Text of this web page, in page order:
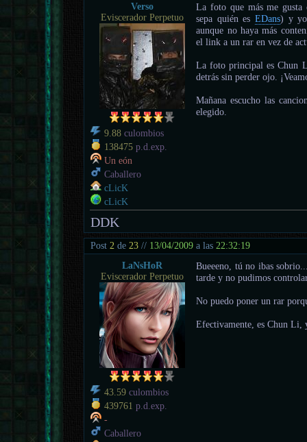
Verso
Eviscerador Perpetuo
9.88 culombios
138475 p.d.exp.
Un eón
Caballero
cLicK
cLicK
La foto que más me gusta
sepa quién es EDans) y yo
aunque no haya más
el link a un rar en vez de
La foto principal es Chun
detrás sin perder ojo.
Mañana escucho las
elegido.
DDK
Post 2 de 23 // 13/04/2009 a las 22:32:19
LaNsHoR
Eviscerador Perpetuo
43.59 culombios
439761 p.d.exp.
-
Caballero
Bueeeno, tú no ibas
tarde y no pudimos
No puedo poner un rar
Efectivamente, es Chun